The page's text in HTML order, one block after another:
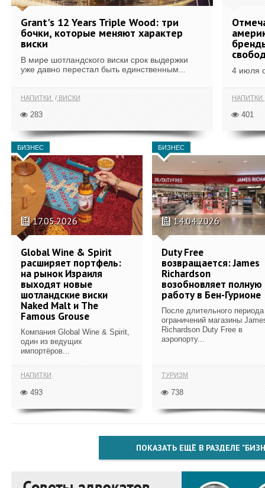
Grant's 12 Years Triple Wood: три
бочки, которые меняют характер
виски
В мире шотландского виски срок выдержки
уже давно перестал быть единственным...
НАПИТКИ ВИСКИ
283
4 июля
НАПИТКИ
401
БИЗНЕС
17.05.2026
Global Wine & Spirit
расширяет портфель:
на рынок Израиля
выходят новые
шотландские виски
Naked Malt и The
Famous Grouse
Компания Global Wine & Spirit,
один из ведущих
импортёров...
НАПИТКИ
493
БИЗНЕС
14.04.2026
Duty Free
возвращается: James
Richardson
возобновляет полную
работу в Бен-Гурионе
После длительного периода
ограничений магазины
Richardson Duty Free в
аэропорту...
ТУРИЗМ
738
ПОКАЗАТЬ ЕЩЁ В РАЗДЕЛЕ